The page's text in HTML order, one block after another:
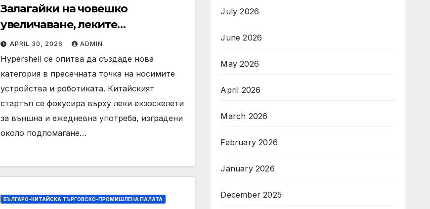
Залагайки на човешко
увеличаване, леките
екзоскелети ще станат ли
масови? · TechNode
APRIL 30, 2026 ADMIN
Hypershell се опитва да създаде нова
категория в пресечната точка на носимите
устройства и роботиката. Китайският
стартъп се фокусира върху леки екзоскелети
за външна и ежедневна употреба, изградени
около подпомагане…
БЪЛГАРО-КИТАЙСКА ТЪРГОВСКО-ПРОМИШЛЕНА ПАЛАТА
July 2026
June 2026
May 2026
April 2026
March 2026
February 2026
January 2026
December 2025